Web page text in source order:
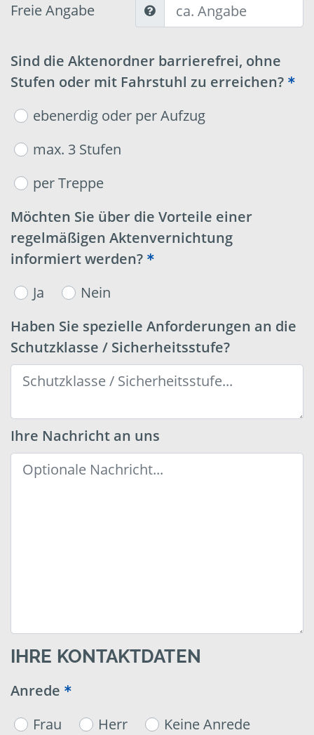
Freie Angabe
Sind die Aktenordner barrierefrei, ohne
Stufen oder mit Fahrstuhl zu erreichen?
ebenerdig oder per Aufzug
max. 3 Stufen
per Treppe
Möchten Sie über die Vorteile einer
regelmäßigen Aktenvernichtung
informiert werden?
Ja
Nein
Haben Sie spezielle Anforderungen an die
Schutzklasse / Sicherheitsstufe?
Ihre Nachricht an uns
IHRE KONTAKTDATEN
Anrede
Frau
Herr Keine Anrede